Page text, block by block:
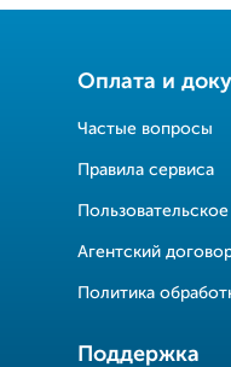
Оплата и
Частые вопросы
Правила сервиса
Агентский
Политика
Поддержка